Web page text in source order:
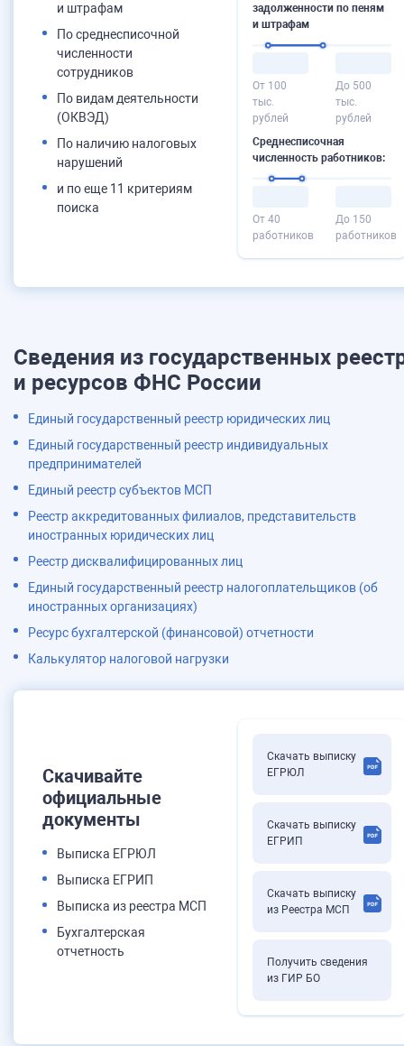
и штрафам
По среднесписочной
численности
сотрудников
По видам деятельности
(ОКВЭД)
По наличию налоговых
нарушений
и по еще 11 критериям
поиска
задолженности по пеням
и штрафам
От 100
тыс.
рублей
До 500
тыс.
рублей
Среднесписочная
численность работников:
От 40
работников
До 150
работников
Скачивайте
официальные
документы
Выписка ЕГРЮЛ
Выписка ЕГРИП
Выписка из реестра МСП
Бухгалтерская
отчетность
Скачать выписку
ЕГРЮЛ
Скачать выписку
ЕГРИП
Скачать выписку
из Реестра МСП
Получить сведения
из ГИР БО
Сведения из государственных
и ресурсов ФНС России
Единый государственный реестр юридических лиц
Единый государственный реестр индивидуальных
предпринимателей
Единый реестр субъектов МСП
Реестр аккредитованных филиалов, представительств
иностранных юридических лиц
Реестр дисквалифицированных лиц
Единый государственный реестр налогоплательщиков (об
иностранных организациях)
Ресурс бухгалтерской (финансовой) отчетности
Калькулятор налоговой нагрузки